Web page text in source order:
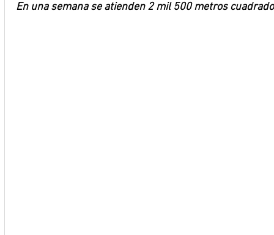
En una semana se atienden 2 mil 500 metros